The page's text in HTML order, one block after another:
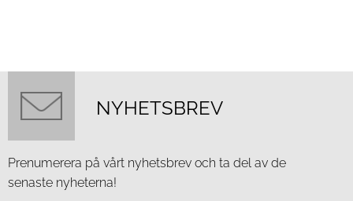
NYHETSBREV
Prenumerera på vårt nyhetsbrev och ta del av de
senaste nyheterna!